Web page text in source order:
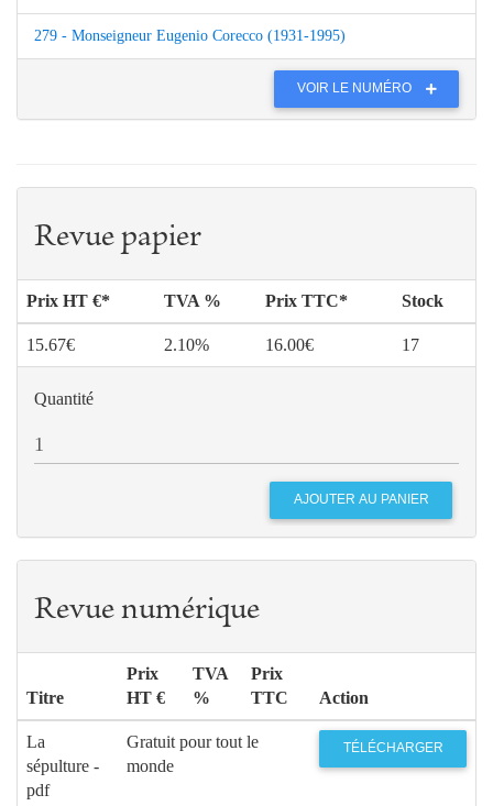
279 - Monseigneur Eugenio Corecco (1931-1995)
VOIR LE NUMÉRO
Revue papier
Prix HT €* TVA % Prix TTC* Stock
15.67€ 2.10% 16.00€ 17
Quantité
Revue numérique
Titre
Prix
HT €
TVA
%
Prix
TTC
Action
La
sépulture -
pdf
Gratuit pour tout le
monde
TÉLÉCHARGER